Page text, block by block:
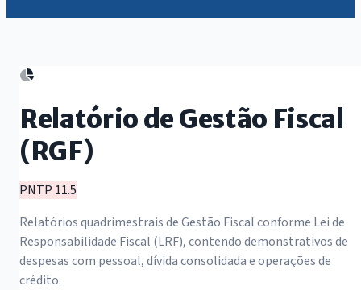
Relatório de Gestão Fiscal
(RGF)
PNTP 11.5
Relatórios quadrimestrais de Gestão Fiscal conforme Lei de
Responsabilidade Fiscal (LRF), contendo demonstrativos de
despesas com pessoal, dívida consolidada e operações de
crédito.